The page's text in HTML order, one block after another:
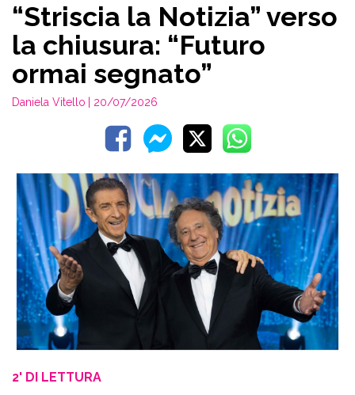
“Striscia la Notizia” verso
la chiusura: “Futuro
ormai segnato”
Daniela Vitello | 20/07/2026
2' DI LETTURA